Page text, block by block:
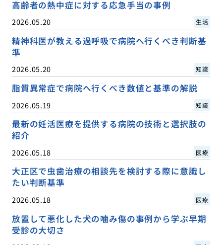
高齢者の熱中症に対する応急手当の事例
2026.05.20 生活
精神科医が教える過呼吸で病院へ行くべき判断基
準
2026.05.20 知識
脂質異常症で病院へ行くべき数値と基準の解説
2026.05.19 知識
最新の妊活医療を提供する病院の技術と選択肢の
紹介
2026.05.18 医療
大正区で虫歯治療の相談先を検討する際に意識し
たい判断基準
2026.05.18 医療
放置して悪化した犬の噛み傷の事例から学ぶ早期
受診の大切さ